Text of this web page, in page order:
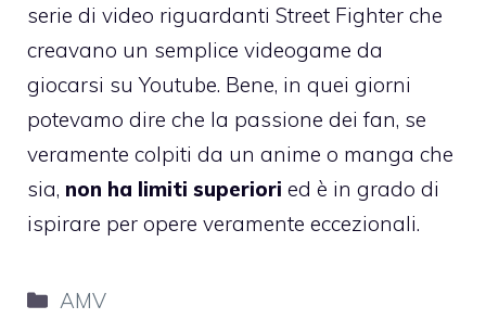
serie di video riguardanti Street Fighter che
creavano un semplice videogame da
giocarsi su Youtube. Bene, in quei giorni
potevamo dire che la passione dei fan, se
veramente colpiti da un anime o manga che
sia, non ha limiti superiori ed è in grado di
ispirare per opere veramente eccezionali.
Categorie
AMV